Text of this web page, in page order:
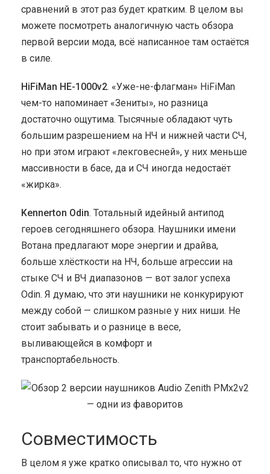
сравнений в этот раз будет кратким. В целом вы
можете посмотреть аналогичную часть обзора
первой версии мода, всё написанное там остаётся
в силе.
HiFiMan HE-1000v2. «Уже-не-флагман» HiFiMan
чем-то напоминает «Зениты», но разница
достаточно ощутима. Тысячные обладают чуть
большим разрешением на НЧ и нижней части СЧ,
но при этом играют «лекговесней», у них меньше
массивности в басе, да и СЧ иногда недостаёт
«жирка».
Kennerton Odin. Тотальный идейный антипод
героев сегодняшнего обзора. Наушники имени
Вотана предлагают море энергии и драйва,
больше хлёсткости на НЧ, больше агрессии на
стыке СЧ и ВЧ диапазонов — вот залог успеха
Odin. Я думаю, что эти наушники не конкурируют
между собой — слишком разные у них ниши. Не
стоит забывать и о разнице в весе,
выливающейся в комфорт и
транспортабельность.
Совместимость
В целом я уже кратко описывал то, что нужно от